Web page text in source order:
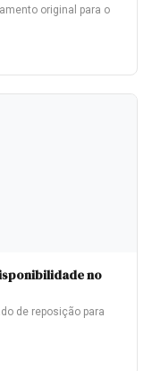
original para o
no
de reposição para